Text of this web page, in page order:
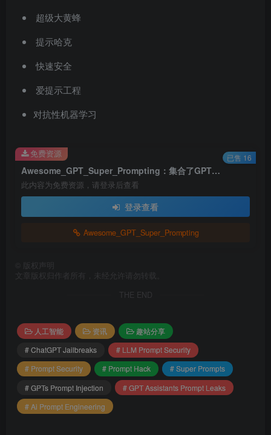
超级大黄蜂
提示哈克
快速安全
爱提示工程
对抗性机器学习
Awesome_GPT_Super_Prompting：集合了GPT模型破解、提示注入、安全防护、ChatGPT 提示词资源库，覆盖了多种使用场景，包括SEO、编程、教育、角色扮演、翻译等场景
此内容为免费资源，请登录后查看
登录查看
Awesome_GPT_Super_Prompting
免费资源 已售 16
版权声明
文章版权归作者所有，未经允许请勿转载。
THE END
人工智能 资讯
趣站分享
# ChatGPT Jailbreaks
# LLM Prompt Security
# Prompt Security
# Prompt Hack
# Super Prompts
# GPTs Prompt Injection
# GPT Assistants Prompt Leaks
# Ai Prompt Engineering